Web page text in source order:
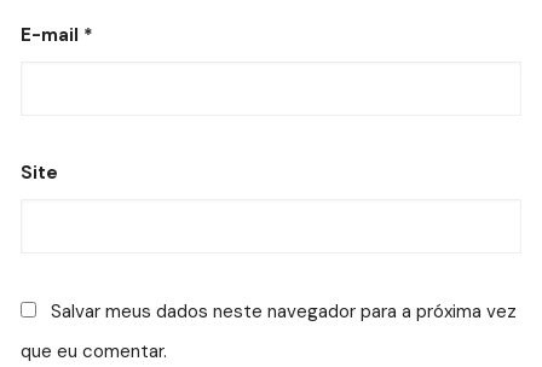
E-mail *
Site
Salvar meus dados neste navegador para a próxima vez
que eu comentar.